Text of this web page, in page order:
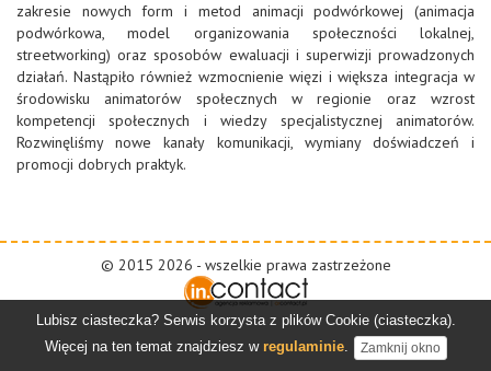
zakresie nowych form i metod animacji podwórkowej (animacja
podwórkowa, model organizowania społeczności lokalnej,
streetworking) oraz sposobów ewaluacji i superwizji prowadzonych
działań. Nastąpiło również wzmocnienie więzi i większa integracja w
środowisku animatorów społecznych w regionie oraz wzrost
kompetencji społecznych i wiedzy specjalistycznej animatorów.
Rozwinęliśmy nowe kanały komunikacji, wymiany doświadczeń i
promocji dobrych praktyk.
© 2015 2026 - wszelkie prawa zastrzeżone
Lubisz ciasteczka? Serwis korzysta z plików Cookie (ciasteczka).
Więcej na ten temat znajdziesz w regulaminie.